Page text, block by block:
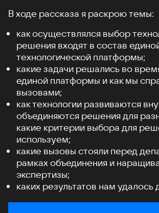
В ходе рассказа я раскрою темы:
как осуществлялся выбор
решения входят в состав
технологической платформы;
какие задачи решались во
единой платформы и как мы
вызовами;
как технологии развиваются
объединяются решения для
какие критерии выбора для
используем;
какие вызовы стояли перед
рамках объединения и
экспертизы;
каких результатов нам удалось